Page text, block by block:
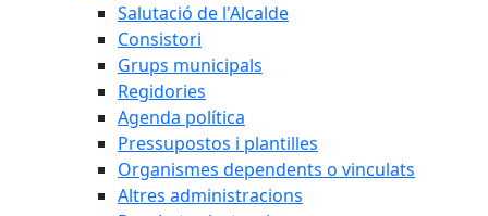
Salutació de l'Alcalde
Consistori
Grups municipals
Regidories
Agenda política
Pressupostos i plantilles
Organismes dependents o vinculats
Altres administracions